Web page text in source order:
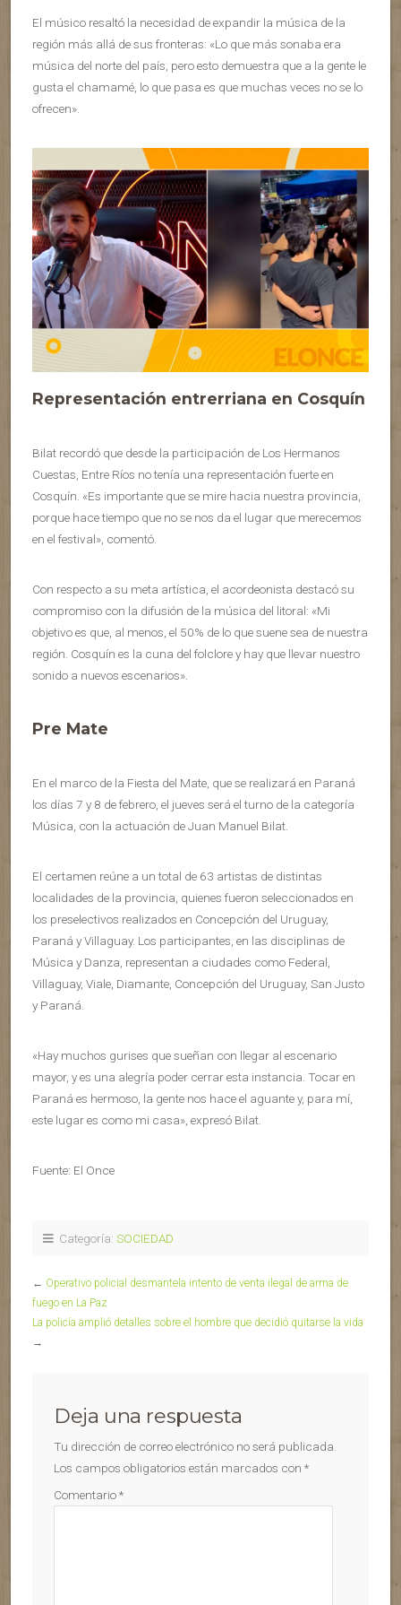
El músico resaltó la necesidad de expandir la música de la
región más allá de sus fronteras: «Lo que más sonaba era
música del norte del país, pero esto demuestra que a la gente le
gusta el chamamé, lo que pasa es que muchas veces no se lo
ofrecen».
Representación entrerriana en Cosquín
Bilat recordó que desde la participación de Los Hermanos
Cuestas, Entre Ríos no tenía una representación fuerte en
Cosquín. «Es importante que se mire hacia nuestra provincia,
porque hace tiempo que no se nos da el lugar que merecemos
en el festival», comentó.
Con respecto a su meta artística, el acordeonista destacó su
compromiso con la difusión de la música del litoral: «Mi
objetivo es que, al menos, el 50% de lo que suene sea de nuestra
región. Cosquín es la cuna del folclore y hay que llevar nuestro
sonido a nuevos escenarios».
Pre Mate
En el marco de la Fiesta del Mate, que se realizará en Paraná
los días 7 y 8 de febrero, el jueves será el turno de la categoría
Música, con la actuación de Juan Manuel Bilat.
El certamen reúne a un total de 63 artistas de distintas
localidades de la provincia, quienes fueron seleccionados en
los preselectivos realizados en Concepción del Uruguay,
Paraná y Villaguay. Los participantes, en las disciplinas de
Música y Danza, representan a ciudades como Federal,
Villaguay, Viale, Diamante, Concepción del Uruguay, San Justo
y Paraná.
«Hay muchos gurises que sueñan con llegar al escenario
mayor, y es una alegría poder cerrar esta instancia. Tocar en
Paraná es hermoso, la gente nos hace el aguante y, para mí,
este lugar es como mi casa», expresó Bilat.
Fuente: El Once
Categoría: SOCIEDAD
← Operativo policial desmantela intento de venta ilegal de arma de
fuego en La Paz
La policía amplió detalles sobre el hombre que decidió quitarse la vida
→
Deja una respuesta
Tu dirección de correo electrónico no será publicada.
Los campos obligatorios están marcados con *
Comentario*